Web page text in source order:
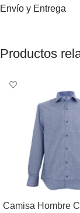
Envío y Entrega
Productos
Camisa Hombre